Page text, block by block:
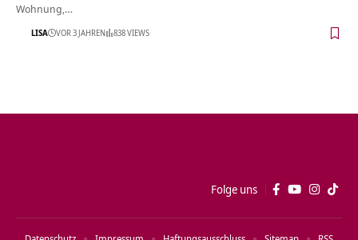
Wohnung,…
LISA VOR 3 JAHREN 838 VIEWS
Folge uns